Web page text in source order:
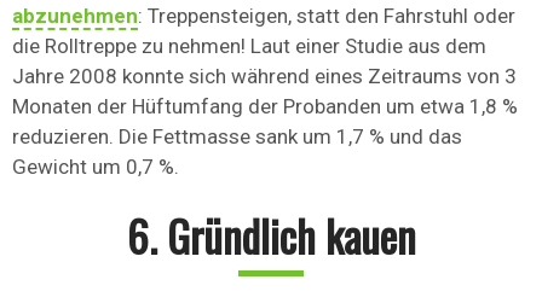
abzunehmen: Treppensteigen, statt den Fahrstuhl oder
die Rolltreppe zu nehmen! Laut einer Studie aus dem
Jahre 2008 konnte sich während eines Zeitraums von 3
Monaten der Hüftumfang der Probanden um etwa 1,8 %
reduzieren. Die Fettmasse sank um 1,7 % und das
Gewicht um 0,7 %.
6. Gründlich kauen